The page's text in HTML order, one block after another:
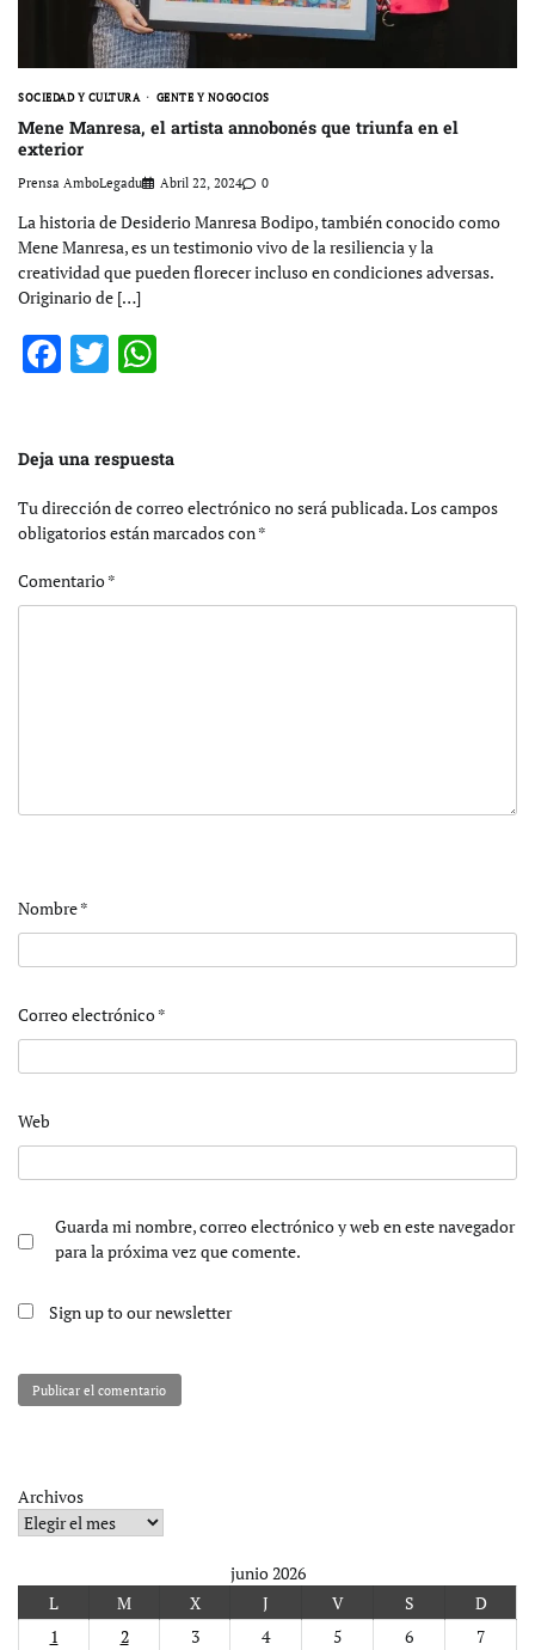
SOCIEDAD Y CULTURA GENTE Y NOGOCIOS
Mene Manresa, el artista annobonés que triunfa en el
exterior
Prensa AmboLegadu Abril 22, 2024 0
La historia de Desiderio Manresa Bodipo, también conocido como
Mene Manresa, es un testimonio vivo de la resiliencia y la
creatividad que pueden florecer incluso en condiciones adversas.
Originario de […]
Facebook
Twitter
Deja una respuesta
Tu dirección de correo electrónico no será publicada.Los campos
obligatorios están marcados con*
Comentario*
Nombre*
Correo electrónico*
Web
Guarda mi nombre, correo electrónico y web en este navegador
para la próxima vez que comente.
Sign up to our newsletter
Archivos
junio 2026
L
M X J V S
D
1
2 3 4 5 6
7